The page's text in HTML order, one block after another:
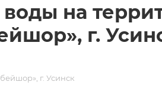
на
г.
г. Усинск